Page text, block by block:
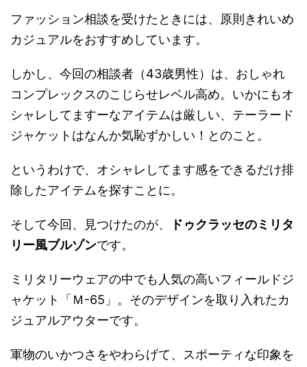
ファッション相談を受けたときには、原則きれいめ
カジュアルをおすすめしています。
しかし、今回の相談者（43歳男性）は、おしゃれ
コンプレックスのこじらせレベル高め。いかにもオ
シャレしてますーなアイテムは厳しい、テーラード
ジャケットはなんか気恥ずかしい！とのこと。
というわけで、オシャレしてます感をできるだけ排
除したアイテムを探すことに。
そして今回、見つけたのが、
ドゥクラッセのミリタ
リー風ブルゾンです。
ミリタリーウェアの中でも人気の高いフィールドジ
ャケット「Ｍ-65」。そのデザインを取り入れたカ
ジュアルアウターです。
軍物のいかつさをやわらげて、スポーティな印象を